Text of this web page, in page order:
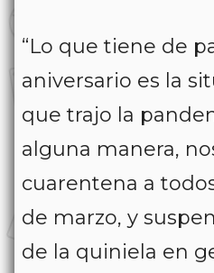
“Lo que tiene de
aniversario es la
que trajo la
alguna manera,
cuarentena a
de marzo, y
de la quiniela en